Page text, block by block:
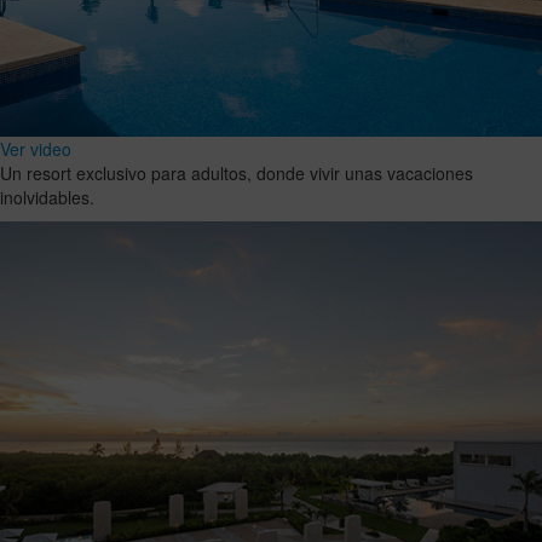
Ver video
Un resort exclusivo para adultos, donde vivir unas vacaciones
inolvidables.